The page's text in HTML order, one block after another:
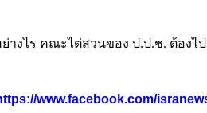
งไร คณะไต่สวนของ ป.ป.ช. ต้อง
www.facebook.com/